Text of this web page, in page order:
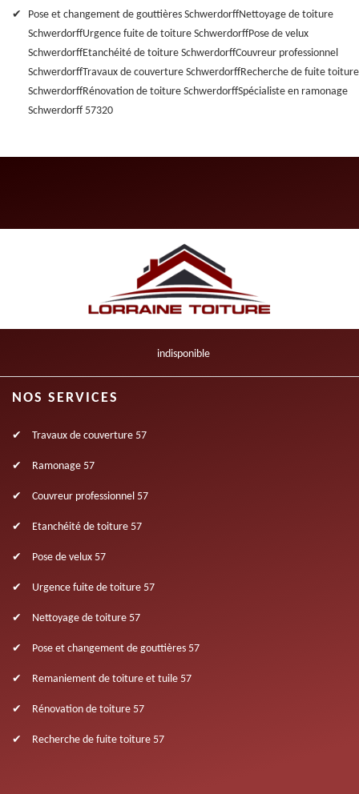
Pose et changement de gouttières SchwerdorffNettoyage de toiture
SchwerdorffUrgence fuite de toiture SchwerdorffPose de velux
SchwerdorffEtanchéité de toiture SchwerdorffCouvreur professionnel
SchwerdorffTravaux de couverture SchwerdorffRecherche de fuite toiture
SchwerdorffRénovation de toiture SchwerdorffSpécialiste en ramonage
Schwerdorff 57320
indisponible
NOS SERVICES
Travaux de couverture 57
Ramonage 57
Couvreur professionnel 57
Etanchéité de toiture 57
Pose de velux 57
Urgence fuite de toiture 57
Nettoyage de toiture 57
Pose et changement de gouttières 57
Remaniement de toiture et tuile 57
Rénovation de toiture 57
Recherche de fuite toiture 57